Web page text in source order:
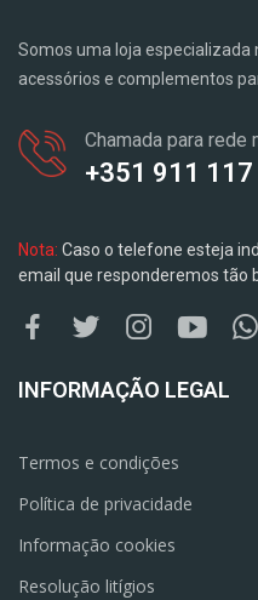
Somos uma loja especializada
acessórios e complementos
Chamada para rede
+351 911
Nota: Caso o telefone esteja
email que responderemos tão
INFORMAÇÃO LEGAL
Termos e condições
Política de privacidade
Informação cookies
Resolução litígios